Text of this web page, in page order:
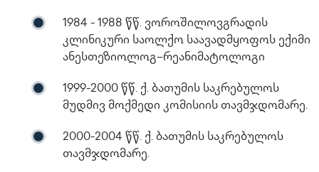
1984 - 1988 წწ. ვოროშილოვგრადის
კლინიკური საოლქო საავადმყოფოს ექიმი
ანესთეზიოლოგ–რეანიმატოლოგი
1999-2000 წწ. ქ. ბათუმის საკრებულოს
მუდმივ მოქმედი კომისიის თავმჯდომარე.
2000-2004 წწ. ქ. ბათუმის საკრებულოს
თავმჯდომარე.